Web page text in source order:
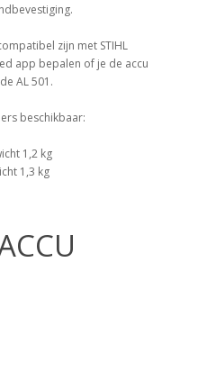
zijn met STIHL
app bepalen of je de accu
AL 501.
beschikbaar:
1,2 kg
1,3 kg